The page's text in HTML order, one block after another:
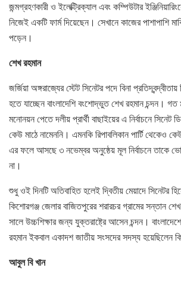
জন্মগ্রহণকারী ও ইলেক্ট্রিক্যাল এবং কম্পিউটার
নিজেই একটি ফার্ম দিয়েছেন। সেখানে কাজের পাশাপাশি
পড়েন।
শেখ রহমান
জর্জিয়া অঙ্গরাজ্যের স্টেট সিনেটর পদে বিনা প্রতিদ্বন্দ্বীতায়
হতে যাচ্ছেন বাংলাদেশি বংশোদ্ভুত শেখ রহমান চন্দন। গত
মনোনয়ন পেতে দলীয় প্রার্থী বাছাইয়ের এ নির্বাচনে সিনেট
কেউ মাঠে নামেননি। এমনকি রিপাবলিকান পার্টি থেকেও
এর ফলে আসছে ৩ নভেম্বর অনুষ্ঠেয় মূল নির্বাচনে তাকে
না।
শুধু ওই দিনটি অতিবাহিত হলেই দ্বিতীয় মেয়াদে সিনেটর
কিশোরগঞ্জ জেলার বাজিতপুরের শরারচর গ্রামের সন্তান
সালে উচ্চশিক্ষার জন্য যুক্তরাষ্ট্রে আসেন চন্দন।
রহমান ইকবাল একাদশ জাতীয় সংসদের সদস্য হয়েছিলেন
আবুল বি খান